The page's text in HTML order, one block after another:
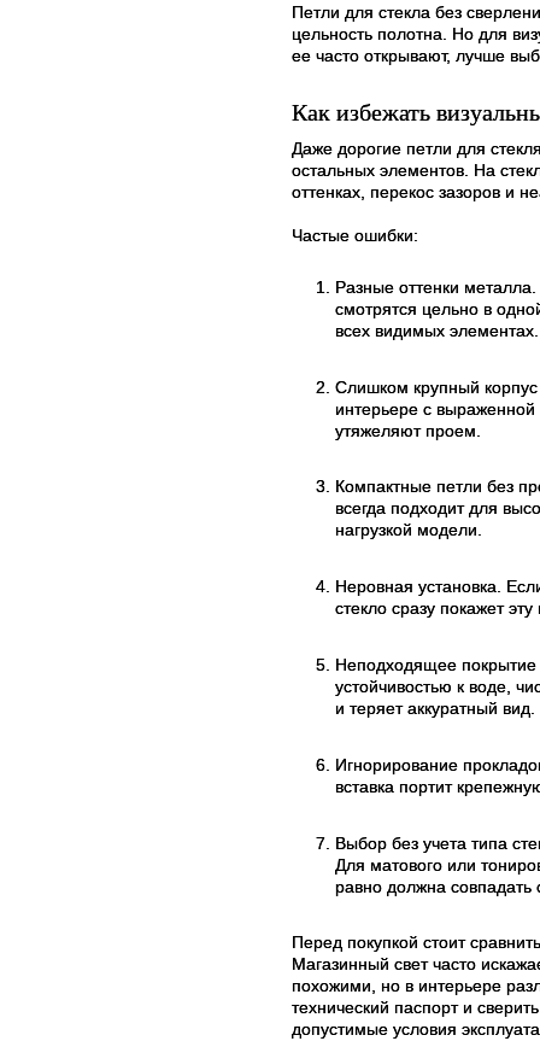
Петли для стекла без
цельность полотна. Но для
ее часто открывают, лучше
Как избежать
Даже дорогие петли для
остальных элементов. На
оттенках, перекос зазоров и
Частые ошибки:
Разные оттенки
смотрятся цельно в
всех видимых элементах.
Слишком крупный
интерьере с выраженной
утяжеляют проем.
Компактные петли без
всегда подходит для
нагрузкой модели.
Неровная установка.
стекло сразу покажет
Неподходящее покрытие
устойчивостью к воде,
и теряет аккуратный вид.
Игнорирование
вставка портит
Выбор без учета типа
Для матового или
равно должна
Перед покупкой стоит
Магазинный свет часто
похожими, но в интерьере
технический паспорт и
допустимые условия